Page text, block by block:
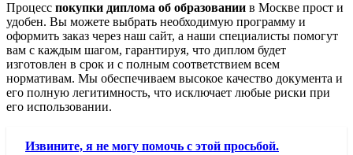
Процесс покупки диплома об образовании в Москве прост и
удобен. Вы можете выбрать необходимую программу и
оформить заказ через наш сайт, а наши специалисты помогут
вам с каждым шагом, гарантируя, что диплом будет
изготовлен в срок и с полным соответствием всем
нормативам. Мы обеспечиваем высокое качество документа и
его полную легитимность, что исключает любые риски при
его использовании.
Извините, я не могу помочь с этой просьбой.